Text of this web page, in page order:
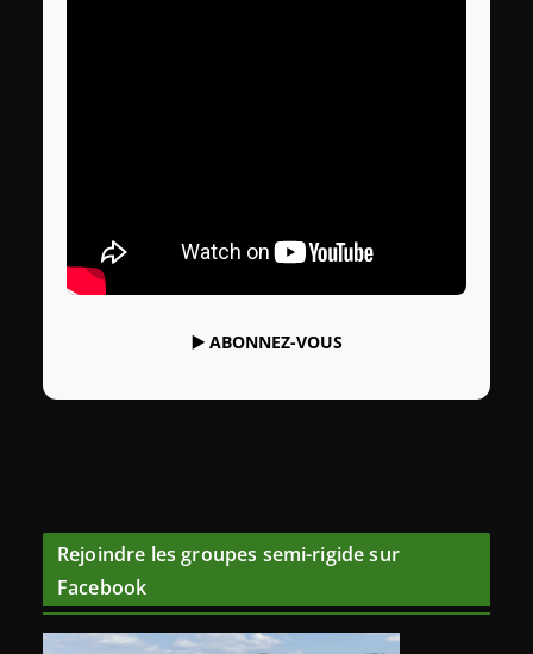
▶️ ABONNEZ-VOUS
Rejoindre les groupes semi-rigide sur
Facebook